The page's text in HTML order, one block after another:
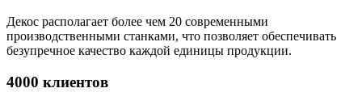
Декос располагает более чем 20 современными
производственными станками, что позволяет обеспечивать
безупречное качество каждой единицы продукции.
4000 клиентов